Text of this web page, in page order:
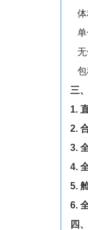
体
单
无
包
三
1.
2.
3.
4.
5.
6.
四